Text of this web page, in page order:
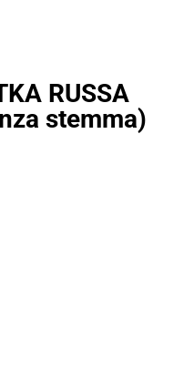
RUSSA
stemma)